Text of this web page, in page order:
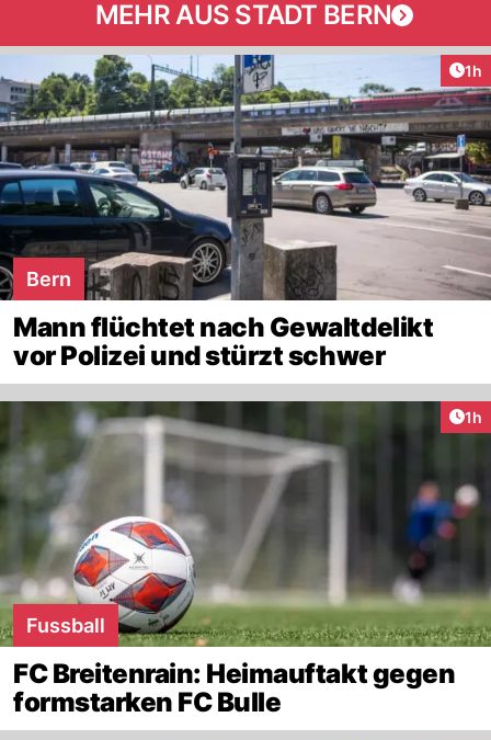
MEHR AUS STADT BERN
1h
Bern
Mann flüchtet nach Gewaltdelikt
vor Polizei und stürzt schwer
1h
Fussball
FC Breitenrain: Heimauftakt gegen
formstarken FC Bulle